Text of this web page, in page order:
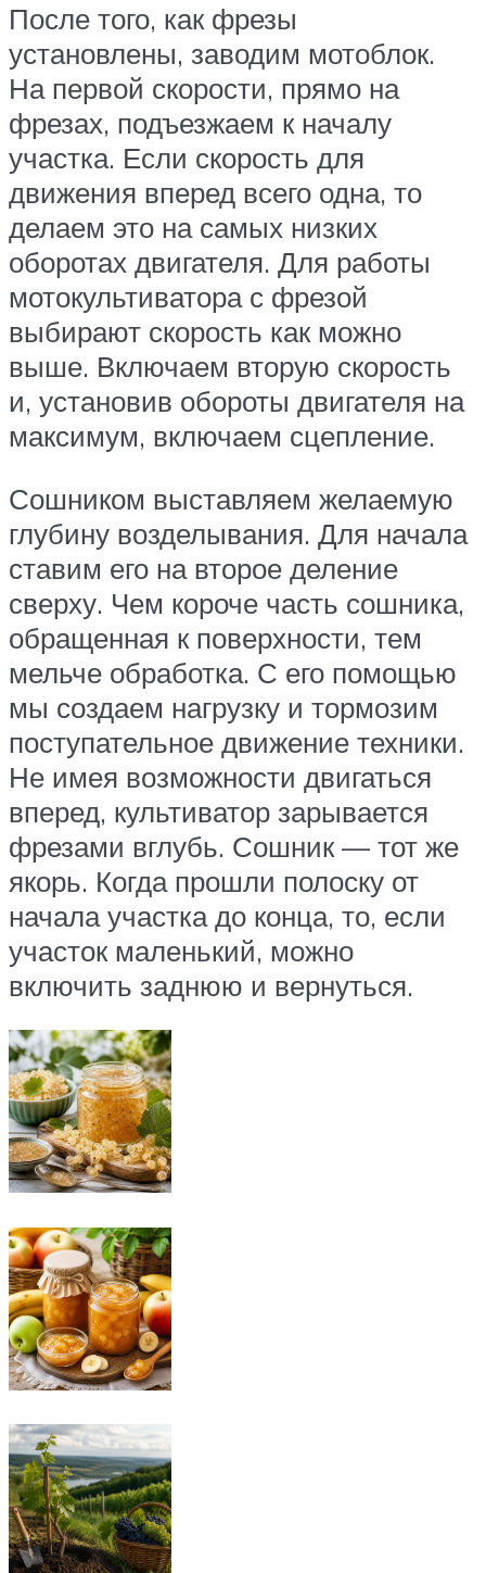
После того, как фрезы
установлены, заводим мотоблок.
На первой скорости, прямо на
фрезах, подъезжаем к началу
участка. Если скорость для
движения вперед всего одна, то
делаем это на самых низких
оборотах двигателя. Для работы
мотокультиватора с фрезой
выбирают скорость как можно
выше. Включаем вторую скорость
и, установив обороты двигателя на
максимум, включаем сцепление.
Сошником выставляем желаемую
глубину возделывания. Для начала
ставим его на второе деление
сверху. Чем короче часть сошника,
обращенная к поверхности, тем
мельче обработка. С его помощью
мы создаем нагрузку и тормозим
поступательное движение техники.
Не имея возможности двигаться
вперед, культиватор зарывается
фрезами вглубь. Сошник — тот же
якорь. Когда прошли полоску от
начала участка до конца, то, если
участок маленький, можно
включить заднюю и вернуться.